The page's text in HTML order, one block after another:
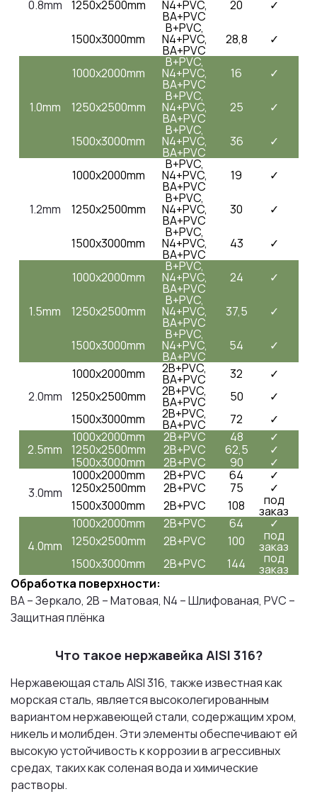
0.8mm 1250x2500mm N4+PVC,
BA+PVC
20 ✓
1500x3000mm
B+PVC,
N4+PVC,
BA+PVC
28,8 ✓
1.0mm
1000x2000mm
B+PVC,
N4+PVC,
BA+PVC
16 ✓
1250x2500mm
B+PVC,
N4+PVC,
BA+PVC
25 ✓
1500x3000mm
B+PVC,
N4+PVC,
BA+PVC
36 ✓
1.2mm
1000x2000mm
B+PVC,
N4+PVC,
BA+PVC
19 ✓
1250x2500mm
B+PVC,
N4+PVC,
BA+PVC
30 ✓
1500x3000mm
B+PVC,
N4+PVC,
BA+PVC
43 ✓
1.5mm
1000x2000mm
B+PVC,
N4+PVC,
BA+PVC
24 ✓
1250x2500mm
B+PVC,
N4+PVC,
BA+PVC
37,5 ✓
1500x3000mm
B+PVC,
N4+PVC,
BA+PVC
54 ✓
2.0mm
1000x2000mm 2B+PVC,
BA+PVC 32
✓
1250x2500mm
2B+PVC,
BA+PVC 50
✓
1500x3000mm
2B+PVC,
BA+PVC 72
✓
2.5mm
1000x2000mm 2B+PVC 48
✓
1250x2500mm
2B+PVC 62,5
✓
1500x3000mm
2B+PVC 90
✓
3.0mm
1000x2000mm 2B+PVC 64
✓
1250x2500mm
2B+PVC 75
✓
1500x3000mm
2B+PVC 108 под
заказ
4.0mm
1000x2000mm 2B+PVC 64
✓
1250x2500mm
2B+PVC 100 под
заказ
1500x3000mm
2B+PVC 144 под
заказ
Обработка поверхности:
BA – Зеркало, 2B – Матовая, N4 – Шлифованая, PVC –
Защитная плёнка
Что такое нержавейка AISI 316?
Нержавеющая сталь AISI 316, также известная как
морская сталь, является высоколегированным
вариантом нержавеющей стали, содержащим хром,
никель и молибден. Эти элементы обеспечивают ей
высокую устойчивость к коррозии в агрессивных
средах, таких как соленая вода и химические
растворы.